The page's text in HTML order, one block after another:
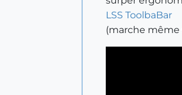
LSS ToolbaBar
(marche même